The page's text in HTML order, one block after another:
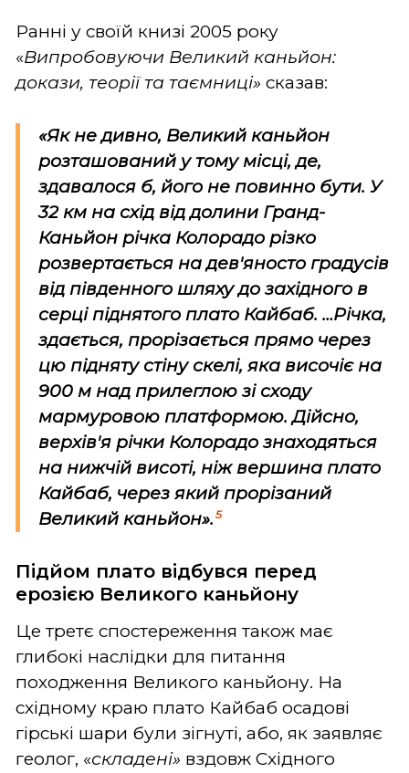
Ранні у своїй книзі 2005 року
«Випробовуючи Великий каньйон:
докази, теорії та таємниці» сказав:
«Як не дивно, Великий каньйон
розташований у тому місці, де,
здавалося б, його не повинно бути. У
32 км на схід від долини Гранд-
Каньйон річка Колорадо різко
розвертається на дев'яносто градусів
від південного шляху до західного в
серці піднятого плато Кайбаб. …Річка,
здається, прорізається прямо через
цю підняту стіну скелі, яка височіє на
900 м над прилеглою зі сходу
мармуровою платформою. Дійсно,
верхів'я річки Колорадо знаходяться
на нижчій висоті, ніж вершина плато
Кайбаб, через який прорізаний
Великий каньйон». 5
Підйом плато відбувся перед
ерозією Великого каньйону
Це третє спостереження також має
глибокі наслідки для питання
походження Великого каньйону. На
східному краю плато Кайбаб осадові
гірські шари були зігнуті, або, як заявляє
геолог, «складені» вздовж Східного